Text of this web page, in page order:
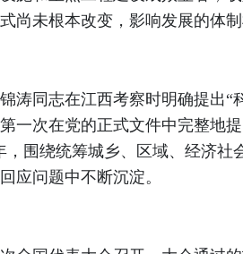
尚未根本改变，影响发展的体
同志在江西考察时明确提出“
一次在党的正式文件中完整地
，围绕统筹城乡、区域、经济
应问题中不断沉淀。